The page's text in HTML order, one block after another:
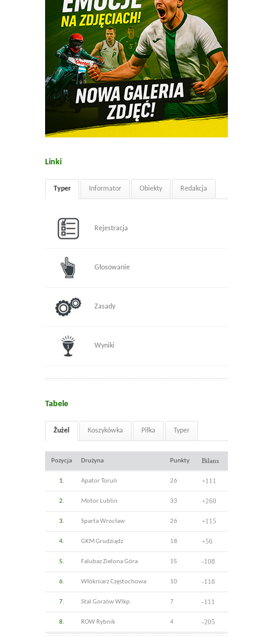
Linki
Typer Informator Obiekty Redakcja
Rejestracja
Głosowanie
Zasady
Wyniki
Tabele
Żużel Koszykówka Piłka Typer
Pozycja Drużyna Punkty Bilans
1. Apator Toruń 26 +111
2. Motor Lublin 33 +260
3. Sparta Wrocław 26 +115
4. GKM Grudziądz 18 +56
5. Falubaz Zielona Góra 15 -108
6. Włókniarz Częstochowa 10 -118
7. Stal Gorzów Wlkp. 7 -111
8. ROW Rybnik 4 -205